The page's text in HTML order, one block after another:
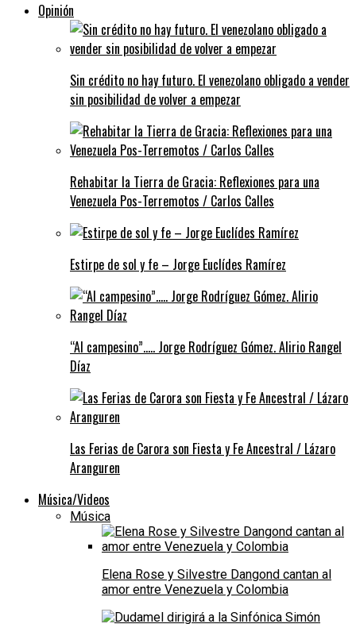
Opinión
Sin crédito no hay futuro. El venezolano obligado a vender
sin posibilidad de volver a empezar
Rehabitar la Tierra de Gracia: Reflexiones para una
Venezuela Pos-Terremotos / Carlos Calles
Estirpe de sol y fe – Jorge Euclídes Ramírez
“Al campesino”….. Jorge Rodríguez Gómez. Alirio Rangel
Díaz
Las Ferias de Carora son Fiesta y Fe Ancestral / Lázaro
Aranguren
Música/Videos
Música
Elena Rose y Silvestre Dangond cantan al
amor entre Venezuela y Colombia